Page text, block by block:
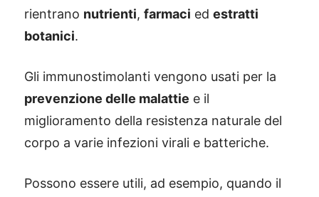
rientrano nutrienti, farmaci ed estratti
botanici.
Gli immunostimolanti vengono usati per la
prevenzione delle malattie e il
miglioramento della resistenza naturale del
corpo a varie infezioni virali e batteriche.
Possono essere utili, ad esempio, quando il